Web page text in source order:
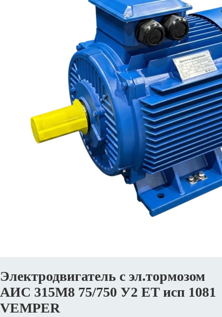
Электродвигатель с эл.тормозом
AИC 315M8 75/750 У2 ET исп 1081
VEMPER